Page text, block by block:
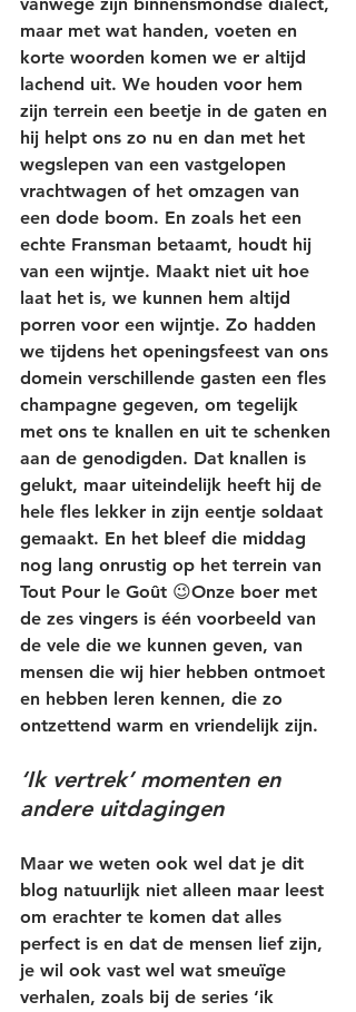
maar met wat handen, voeten en
korte woorden komen we er altijd
lachend uit. We houden voor hem
zijn terrein een beetje in de gaten en
hij helpt ons zo nu en dan met het
wegslepen van een vastgelopen
vrachtwagen of het omzagen van
een dode boom. En zoals het een
echte Fransman betaamt, houdt hij
van een wijntje. Maakt niet uit hoe
laat het is, we kunnen hem altijd
porren voor een wijntje. Zo hadden
we tijdens het openingsfeest van ons
domein verschillende gasten een fles
champagne gegeven, om tegelijk
met ons te knallen en uit te schenken
aan de genodigden. Dat knallen is
gelukt, maar uiteindelijk heeft hij de
hele fles lekker in zijn eentje soldaat
gemaakt. En het bleef die middag
nog lang onrustig op het terrein van
Tout Pour le Goût 😉Onze boer met
de zes vingers is één voorbeeld van
de vele die we kunnen geven, van
mensen die wij hier hebben ontmoet
en hebben leren kennen, die zo
ontzettend warm en vriendelijk zijn.
‘Ik vertrek’ momenten en
andere uitdagingen
Maar we weten ook wel dat je dit
blog natuurlijk niet alleen maar leest
om erachter te komen dat alles
perfect is en dat de mensen lief zijn,
je wil ook vast wel wat smeuïge
verhalen, zoals bij de series ‘ik